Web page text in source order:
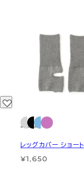
レッグカバー ショート
¥1,650